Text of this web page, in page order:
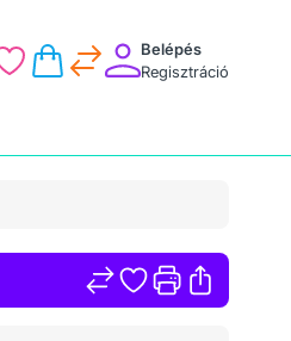
Belépés
Regisztráció